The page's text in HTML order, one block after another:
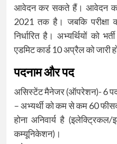
आवेदन कर सकते हैं। आवेदन
2021 तक है। जबकि परीक्षा
निर्धारित है। अभ्यर्थियों को
एडमिट कार्ड 10 अप्रैल को जारी
पदनाम और पद
असिस्टेंट मैनेजर (ऑपरेशन)- 6
– अभ्यर्थी को कम से कम 60
होना अनिवार्य है
कम्यूनिकेशन)।